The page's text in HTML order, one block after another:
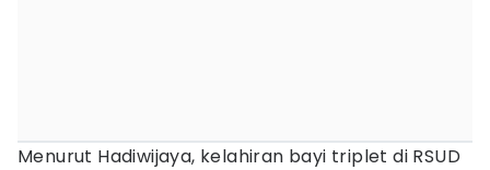
Menurut Hadiwijaya, kelahiran bayi triplet di RSUD